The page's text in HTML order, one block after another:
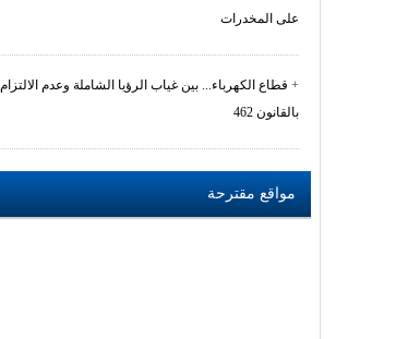
على المخدرات
قطاع الكهرباء... بين غياب الرؤيا الشاملة وعدم الالتزام
بالقانون 462
مواقع مقترحة